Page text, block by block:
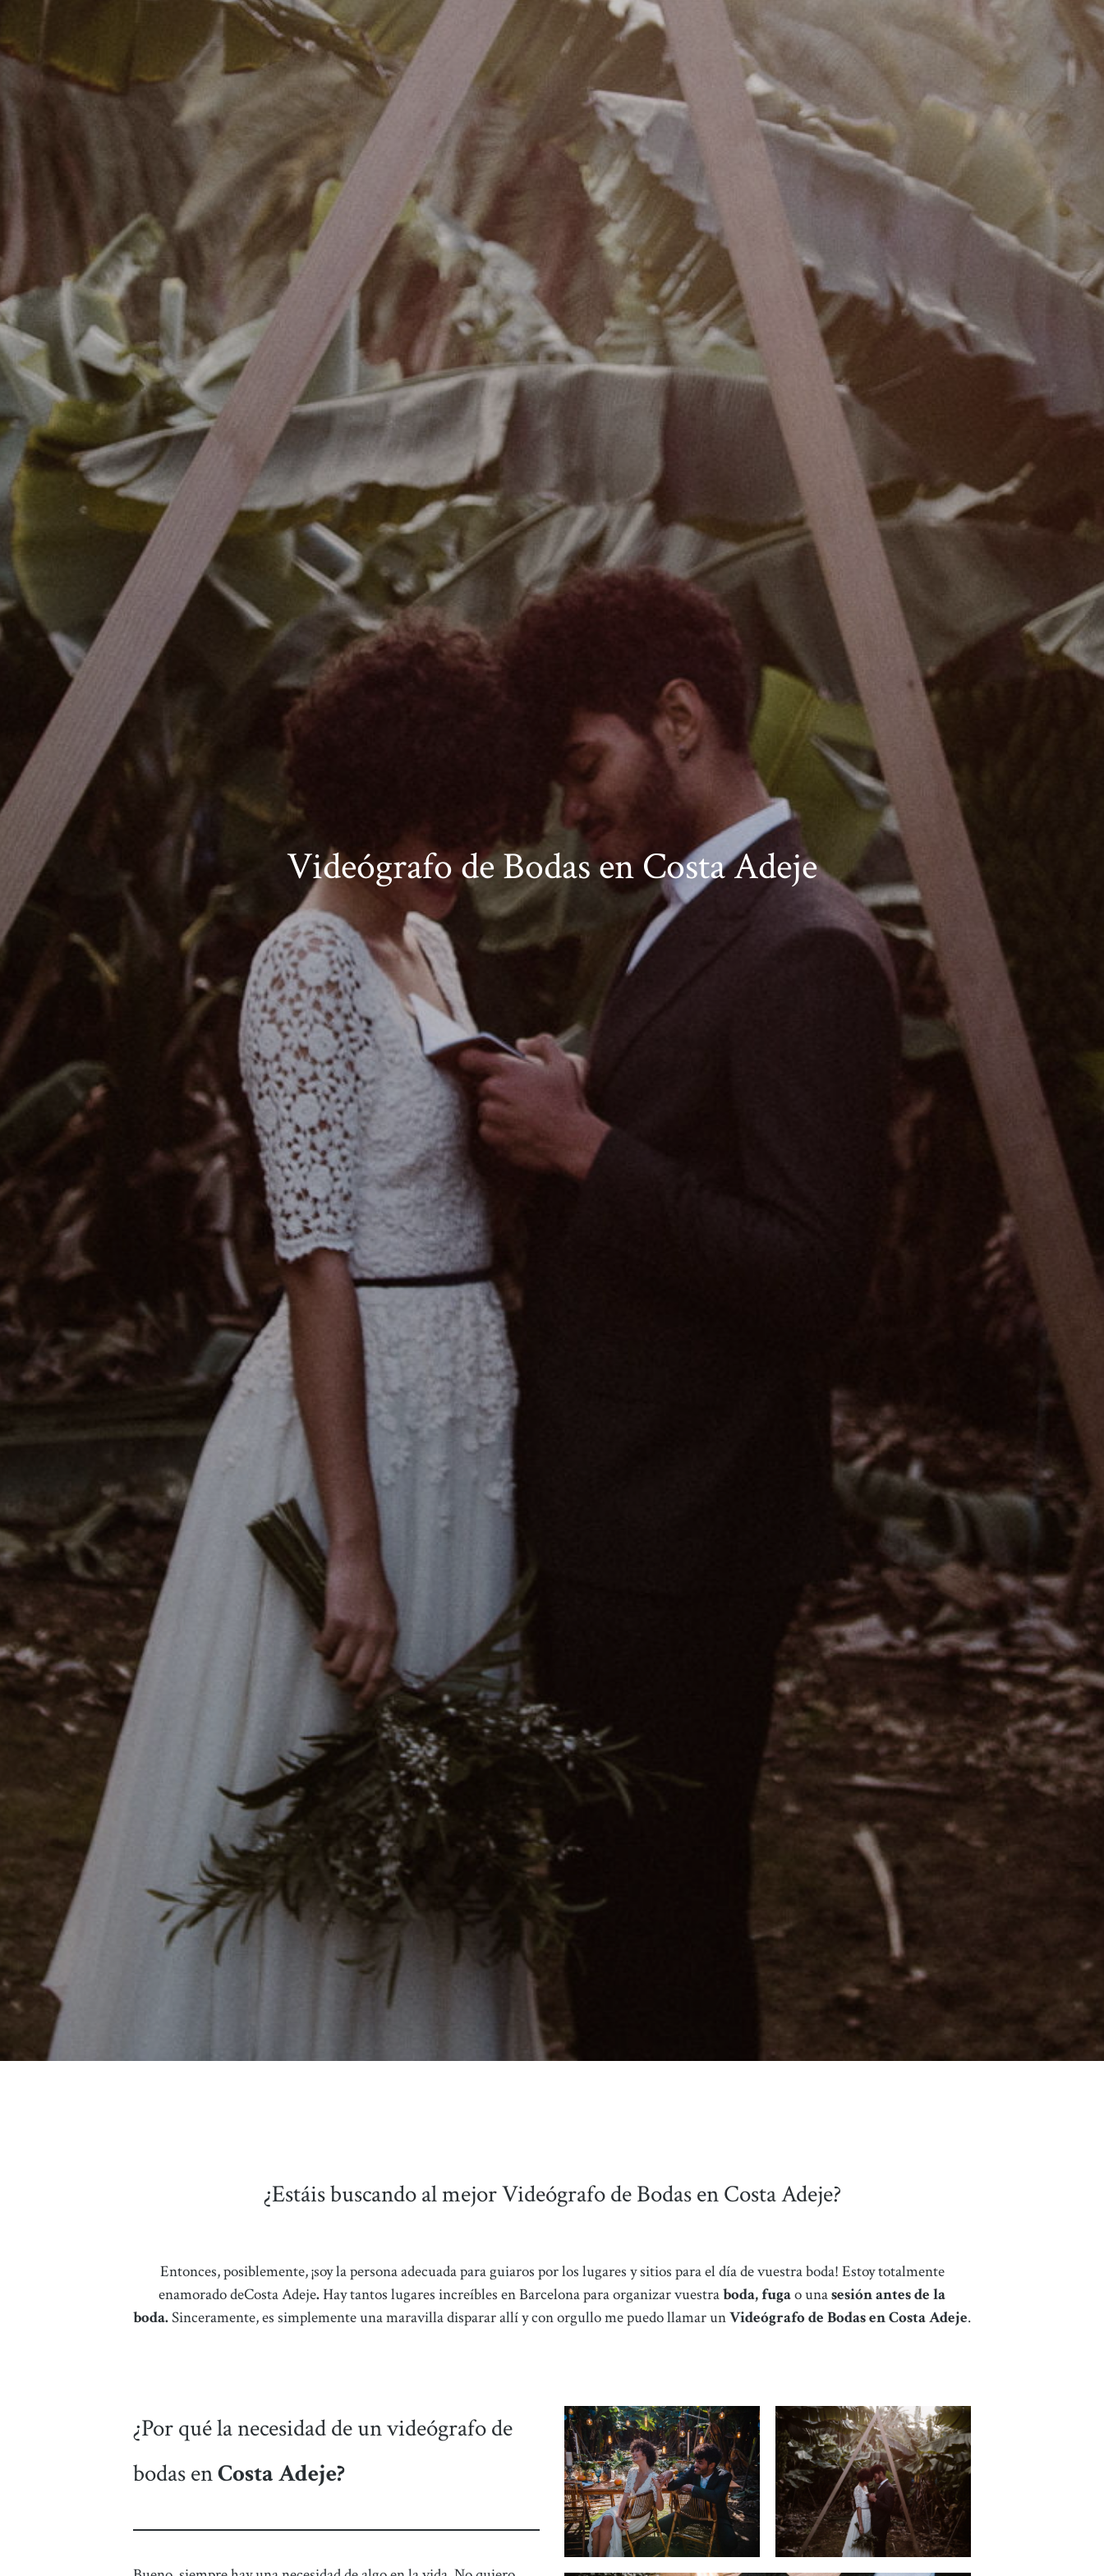
Videógrafo de Bodas en Costa Adeje
¿Estáis buscando al mejor Videógrafo de Bodas en Costa Adeje?
Entonces, posiblemente, ¡soy la persona adecuada para guiaros por los lugares y sitios para el día de vuestra boda! Estoy totalmente
enamorado deCosta Adeje.Hay tantos lugares increíbles en Barcelona para organizar vuestraboda, fugao unasesión antes de la
boda.Sinceramente, es simplemente una maravilla disparar allí y con orgullo me puedo llamar unVideógrafo de Bodas en Costa Adeje.
¿Por qué la necesidad de un videógrafo de
bodas enCosta Adeje?